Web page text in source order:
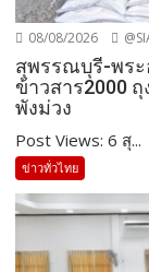
08/08/2026
สุพรรณบุรี-พร
ข้าวสาร2000
พังม่วง
Post Views: 6 สุ...
ข่าวทั่วไทย